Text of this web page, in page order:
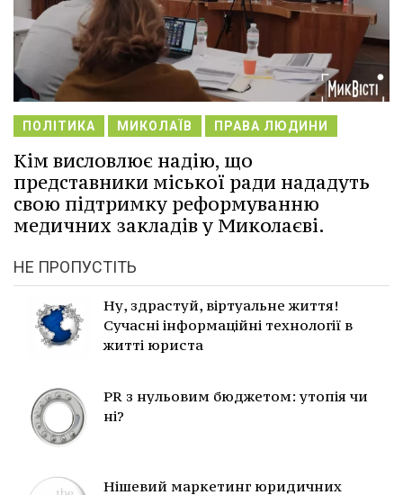
ПОЛІТИКА МИКОЛАЇВ ПРАВА ЛЮДИНИ
Кім висловлює надію, що
представники міської ради нададуть
свою підтримку реформуванню
медичних закладів у Миколаєві.
НЕ ПРОПУСТІТЬ
Ну, здрастуй, віртуальне життя!
Сучасні інформаційні технології в
житті юриста
PR з нульовим бюджетом: утопія чи
ні?
Нішевий маркетинг юридичних